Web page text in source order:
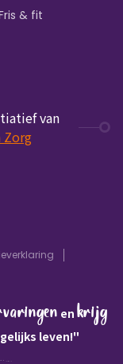
& fit
van
Zorg
en krijg
leven!"